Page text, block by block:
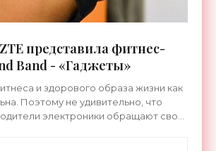
представила фитнес-
Band - «Гаджеты»
и здорового образа жизни как
Поэтому не удивительно, что
электроники обращают свой